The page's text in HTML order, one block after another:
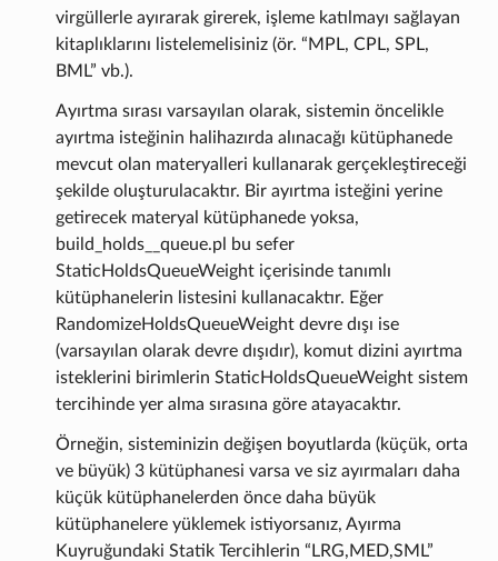
virgüllerle ayırarak girerek, işleme katılmayı sağlayan
kitaplıklarını listelemelisiniz (ör. “MPL, CPL, SPL,
BML” vb.).
Ayırtma sırası varsayılan olarak, sistemin öncelikle
ayırtma isteğinin halihazırda alınacağı kütüphanede
mevcut olan materyalleri kullanarak gerçekleştireceği
şekilde oluşturulacaktır. Bir ayırtma isteğini yerine
getirecek materyal kütüphanede yoksa,
build_holds__queue.pl bu sefer
StaticHoldsQueueWeight içerisinde tanımlı
kütüphanelerin listesini kullanacaktır. Eğer
RandomizeHoldsQueueWeight devre dışı ise
(varsayılan olarak devre dışıdır), komut dizini ayırtma
isteklerini birimlerin StaticHoldsQueueWeight sistem
tercihinde yer alma sırasına göre atayacaktır.
Örneğin, sisteminizin değişen boyutlarda (küçük, orta
ve büyük) 3 kütüphanesi varsa ve siz ayırmaları daha
küçük kütüphanelerden önce daha büyük
kütüphanelere yüklemek istiyorsanız, Ayırma
Kuyruğundaki Statik Tercihlerin “LRG,MED,SML”